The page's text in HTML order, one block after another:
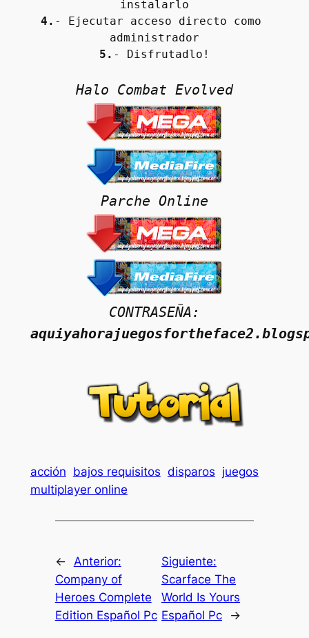
instalarlo
4. - Ejecutar acceso directo como
administrador
5. - Disfrutadlo!
Halo Combat Evolved
Parche Online
CONTRASEÑA:
acción bajos requisitos disparos juegos
multiplayer online
←
Anterior:
Company of
Heroes Complete
Edition Español Pc
Siguiente:
Scarface The
World Is Yours
Español Pc
→